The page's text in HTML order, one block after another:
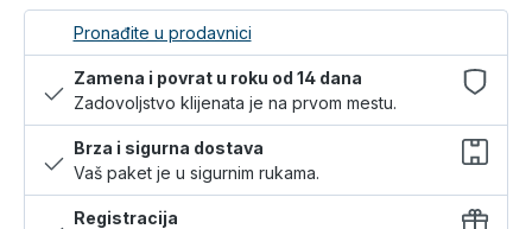
Pronađite u prodavnici
Zamena i povrat u roku od 14 dana
Zadovoljstvo klijenata je na prvom mestu.
Brza i sigurna dostava
Vaš paket je u sigurnim rukama.
Registracija